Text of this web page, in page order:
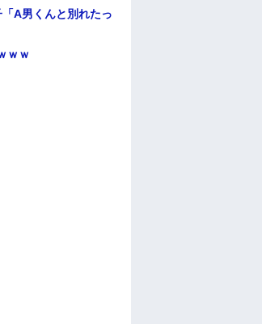
A男くんと別れたっ
ｗｗ